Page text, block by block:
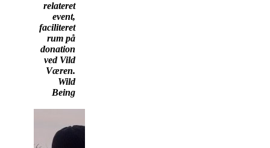
relateret
event,
faciliteret
rum på
donation
ved Vild
Væren.
Wild
Being